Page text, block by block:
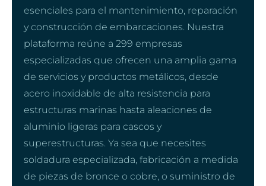
esenciales para el mantenimiento, reparación
y construcción de embarcaciones. Nuestra
plataforma reúne a 299 empresas
especializadas que ofrecen una amplia gama
de servicios y productos metálicos, desde
acero inoxidable de alta resistencia para
estructuras marinas hasta aleaciones de
aluminio ligeras para cascos y
superestructuras. Ya sea que necesites
soldadura especializada, fabricación a medida
de piezas de bronce o cobre, o suministro de